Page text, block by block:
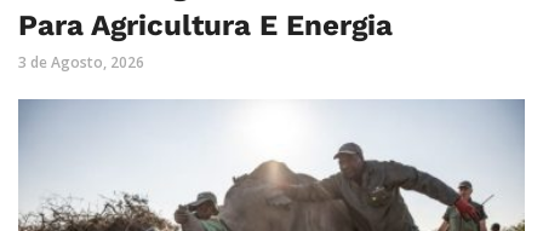
Para Agricultura E Energia
3 de Agosto, 2026